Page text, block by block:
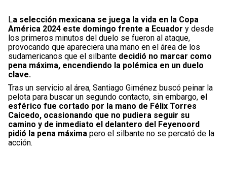
La selección mexicana se juega la vida en la Copa
América 2024 este domingo frente a Ecuador y desde
los primeros minutos del duelo se fueron al ataque,
provocando que apareciera una mano en el área de los
sudamericanos que el silbante decidió no marcar como
pena máxima, encendiendo la polémica en un duelo
clave.
Tras un servicio al área, Santiago Giménez buscó peinar la
pelota para buscar un segundo contacto, sin embargo, el
esférico fue cortado por la mano de Félix Torres
Caicedo, ocasionando que no pudiera seguir su
camino y de inmediato el delantero del Feyenoord
pidió la pena máxima pero el silbante no se percató de la
acción.